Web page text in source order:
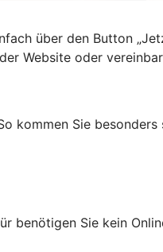
über den Button
Website oder
kommen Sie
benötigen Sie kein